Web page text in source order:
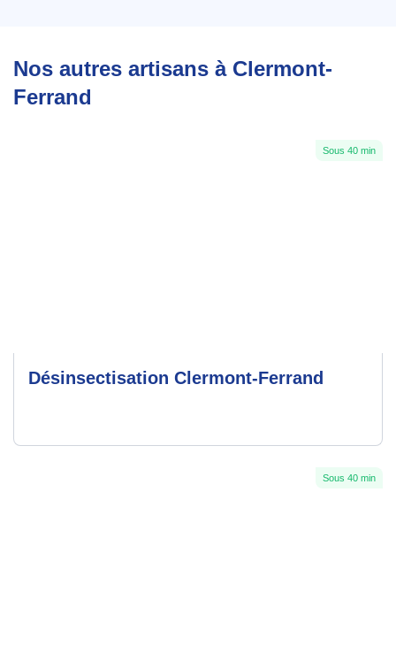
Nos autres artisans à Clermont-
Ferrand
Sous 40 min
Désinsectisation Clermont-Ferrand
Sous 40 min